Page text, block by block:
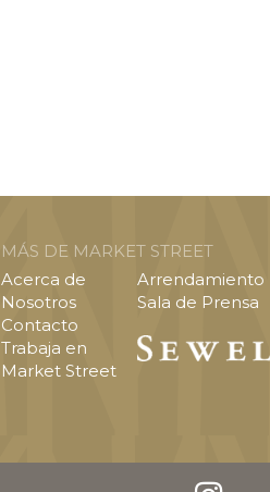
MÁS DE MARKET STREET
Acerca de
Nosotros
Contacto
Trabaja en
Market Street
Arrendamiento
Sala de Prensa